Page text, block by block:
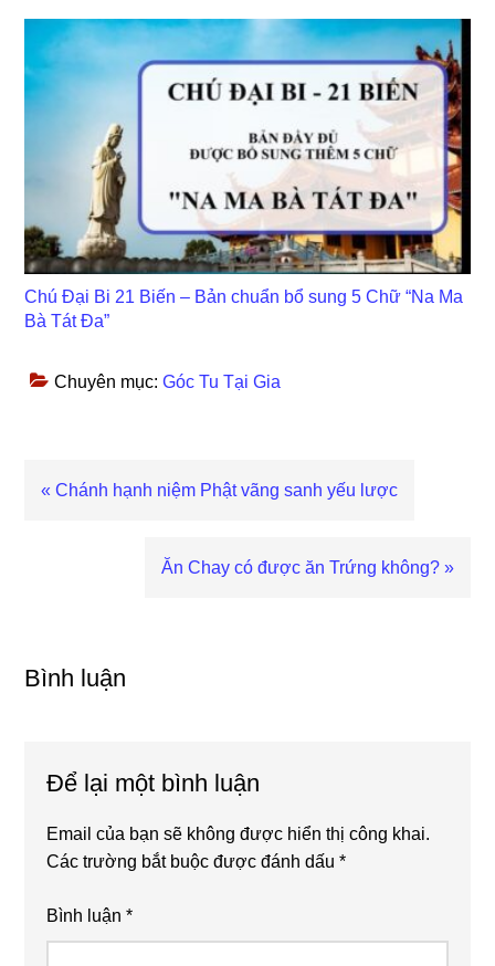
Chú Đại Bi 21 Biến – Bản chuẩn bổ sung 5 Chữ “Na Ma
Bà Tát Đa”
Chuyên mục:Góc Tu Tại Gia
Bài
« Chánh hạnh niệm Phật vãng sanh yếu lược
Bài
Ăn Chay có được ăn Trứng không? »
Interactions
Bình luận
Để lại một bình luận
Email của bạn sẽ không được hiển thị công khai.
Các trường bắt buộc được đánh dấu*
Bình luận*